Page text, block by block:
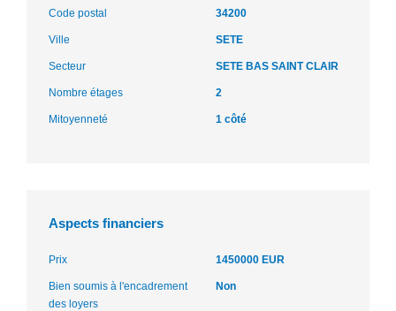
Code postal 34200
Ville SETE
Secteur SETE BAS SAINT CLAIR
Nombre étages 2
Mitoyenneté 1 côté
Aspects financiers
Prix 1450000 EUR
Bien soumis à l'encadrement
des loyers
Non